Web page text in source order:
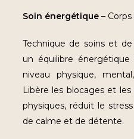
Soin énergétique –
Technique de soins et
un équilibre
niveau physique,
Libère les blocages et
physiques, réduit le
de calme et de détente.